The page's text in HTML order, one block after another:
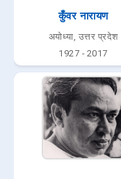
कुँवर नारायण
अयोध्या, उत्तर प्रदेश
1927 - 2017